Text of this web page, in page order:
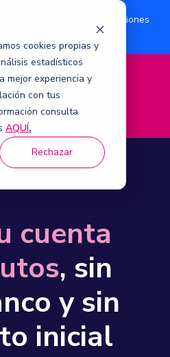
cookies propias y
estadísticos
mejor experiencia y
con tus
consulta
AQUÍ.
Rechazar
de la suscripción de acciones
M
e
n
cuenta
, sin
y sin
inicial